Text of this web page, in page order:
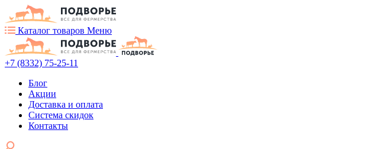
Каталог товаров Меню
+7 (8332) 75-25-11
Блог
Акции
Доставка и оплата
Система скидок
Контакты